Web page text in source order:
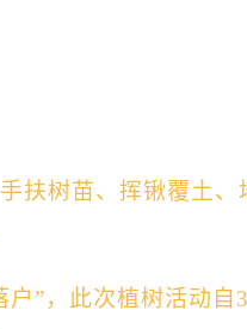
扶树苗、挥锹覆土、
户”，此次植树活动自